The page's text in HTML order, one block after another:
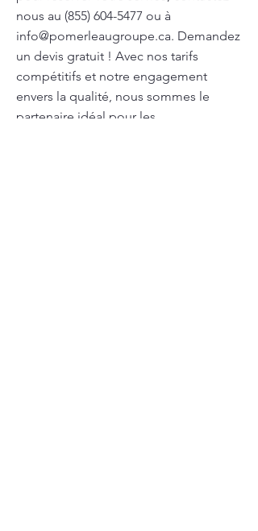
nous au (855) 604-5477 ou à
info@pomerleaugroupe.ca. Demandez
un devis gratuit ! Avec nos tarifs
compétitifs et notre engagement
envers la qualité, nous sommes le
partenaire idéal pour les